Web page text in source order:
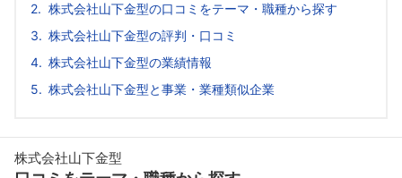
株式会社山下金型の口コミをテーマ・職種から探す
株式会社山下金型の評判・口コミ
株式会社山下金型の業績情報
株式会社山下金型と事業・業種類似企業
株式会社山下金型